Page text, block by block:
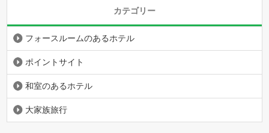
カテゴリー
フォースルームのあるホテル
ポイントサイト
和室のあるホテル
大家族旅行